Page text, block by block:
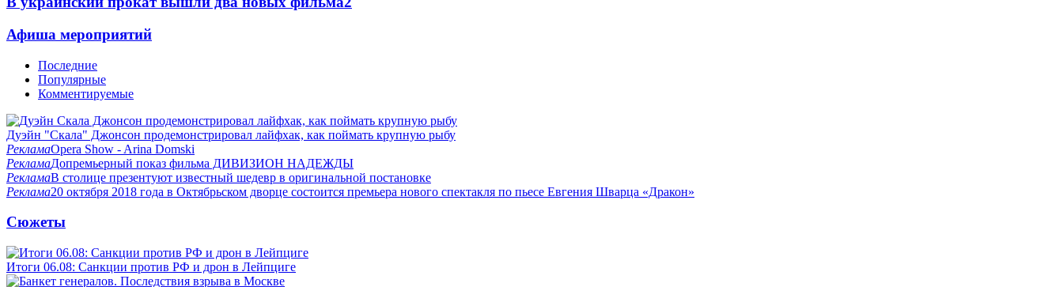
Афиша мероприятий
Последние
Популярные
Комментируемые
Дуэйн "Скала" Джонсон продемонстрировал лайфхак, как поймать крупную рыбу
РекламаOpera Show - Arina Domski
РекламаДопремьерный показ фильма ДИВИЗИОН НАДЕЖДЫ
РекламаВ столице презентуют известный шедевр в оригинальной постановке
Реклама20 октября 2018 года в Октябрьском дворце состоится премьера нового спектакля по пьесе Евгения Шварца «Дракон»
Сюжеты
Итоги 06.08: Санкции против РФ и дрон в Лейпциге